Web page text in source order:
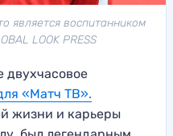
является воспитанником
LOOK PRESS
двухчасовое
«Матч ТВ».
жизни и карьеры